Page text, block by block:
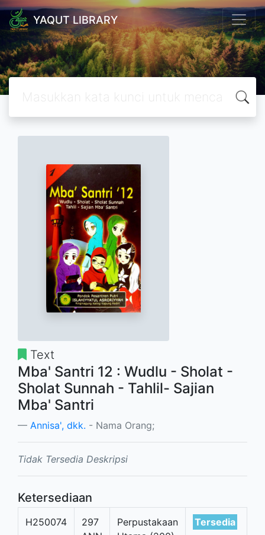
YAQUT LIBRARY
Text
Mba' Santri 12 : Wudlu - Sholat -
Sholat Sunnah - Tahlil- Sajian
Mba' Santri
Annisa', dkk. - Nama Orang;
Tidak Tersedia Deskripsi
Ketersediaan
H250074
297
Perpustakaan
Tersedia